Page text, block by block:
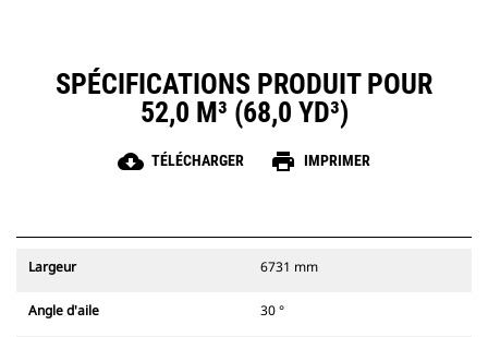
SPÉCIFICATIONS PRODUIT POUR
52,0 M³ (68,0 YD³)
cloud_download TÉLÉCHARGER print IMPRIMER
Largeur 6731 mm
Angle d'aile 30 °